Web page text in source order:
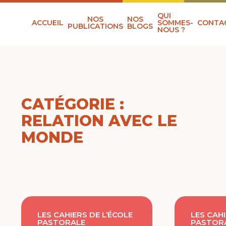
ACCUEIL NOS
PUBLICATIONS
NOS
BLOGS
QUI
SOMMES-
NOUS ?
CATÉGORIE :
RELATION AVEC LE
MONDE
LES CAHIERS DE L’ÉCOLE
PASTORALE
LES